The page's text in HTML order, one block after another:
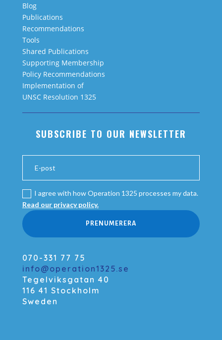
Blog
Publications
Recommendations
Tools
Shared Publications
Supporting Membership
Policy Recommendations
Implementation of
UNSC Resolution 1325
SUBSCRIBE TO OUR NEWSLETTER
I agree with how Operation 1325 processes my data.
Read our privacy policy.
PRENUMERERA
070-331 77 75
info@operation1325.se
Tegelviksgatan 40
116 41 Stockholm
Sweden